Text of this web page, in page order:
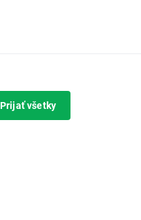
Prijať všetky